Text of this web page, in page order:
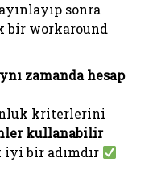
sonra
bir workaround
zamanda hesap
kriterlerini
kullanabilir
bir adımdır